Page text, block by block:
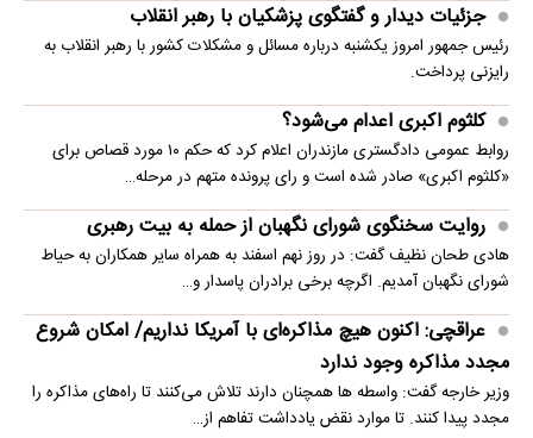
جزئیات دیدار و گفتگوی پزشکیان با رهبر انقلاب
رئیس جمهور امروز یکشنبه درباره مسائل و مشکلات کشور با رهبر انقلاب به
رایزنی پرداخت.
کلثوم اکبری اعدام می‌شود؟
روابط عمومی دادگستری مازندران اعلام کرد که حکم ۱۰ مورد قصاص برای
«کلثوم اکبری» صادر شده است و رای پرونده متهم در مرحله…
روایت سخنگوی شورای نگهبان از حمله به بیت رهبری
هادی طحان نظیف گفت: در روز نهم اسفند به همراه سایر همکاران به حیاط
شورای نگهبان آمدیم. اگرچه برخی برادران پاسدار و…
عراقچی: اکنون هیچ مذاکره‌ای با آمریکا نداریم/ امکان شروع
مجدد مذاکره وجود ندارد
وزیر خارجه گفت: واسطه ها همچنان دارند تلاش می‌کنند تا راه‌های مذاکره را
مجدد پیدا کنند. تا موارد نقض یادداشت تفاهم از…